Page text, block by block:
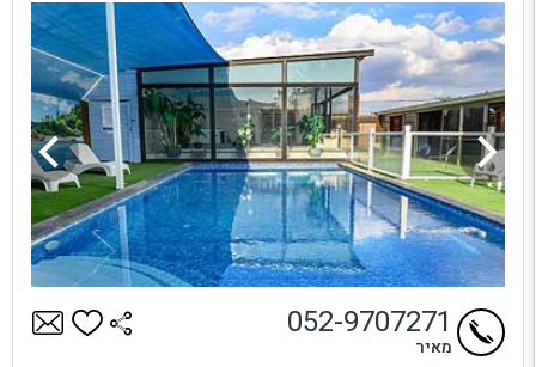
052-9707271
מאיר